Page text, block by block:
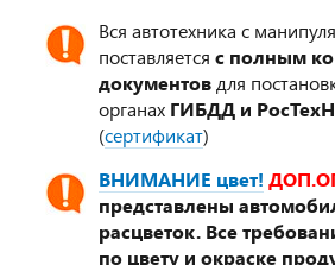
Вся автотехника с
поставляется с полным
документов для
органах ГИБДД и
(сертификат)
ВНИМАНИЕ цвет!
представлены
расцветок. Все
по цвету и окраске